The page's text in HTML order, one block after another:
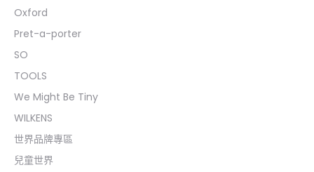
Oxford
Pret-a-porter
SO
TOOLS
We Might Be Tiny
WILKENS
世界品牌專區
兒童世界